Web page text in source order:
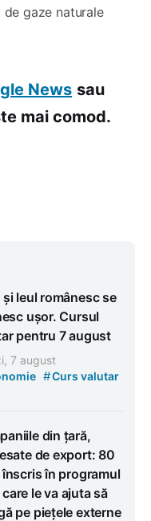
gaze naturale
News sau
mai comod.
și leul românesc se
ușor. Cursul
pentru 7 august
7 august
#Curs valutar
din țară,
de export: 80
în programul
care le va ajuta să
pe piețele externe